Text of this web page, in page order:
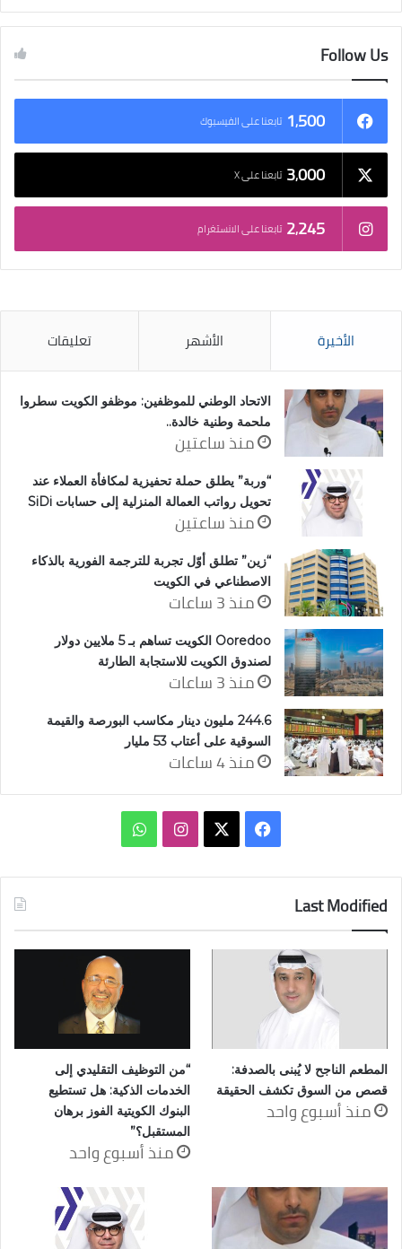
Follow Us
1٬500 تابعنا على الفيسبوك
3٬000 تابعنا على X
2٬245 تابعنا على الانستغرام
الأخيرة الأشهر تعليقات
الاتحاد الوطني للموظفين: موظفو الكويت سطروا
ملحمة وطنية خالدة..
منذ ساعتين
“وربة” يطلق حملة تحفيزية لمكافأة العملاء عند
تحويل رواتب العمالة المنزلية إلى حسابات SiDi
منذ ساعتين
“زين” تطلق أوّل تجربة للترجمة الفورية بالذكاء
الاصطناعي في الكويت
منذ 3 ساعات
Ooredoo الكويت تساهم بـ 5 ملايين دولار
لصندوق الكويت للاستجابة الطارئة
منذ 3 ساعات
244.6 مليون دينار مكاسب البورصة والقيمة
السوقية على أعتاب 53 مليار
منذ 4 ساعات
فيسبوك انستقرامواتساب
Last Modified
المطعم الناجح لا يُبنى بالصدفة:
قصص من السوق تكشف الحقيقة
منذ أسبوع واحد
“من التوظيف التقليدي إلى
الخدمات الذكية: هل تستطيع
البنوك الكويتية الفوز برهان
المستقبل؟”
منذ أسبوع واحد